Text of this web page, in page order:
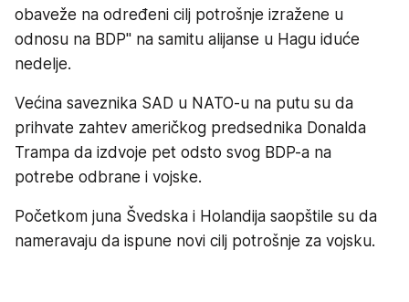
obaveže na određeni cilj potrošnje izražene u
odnosu na BDP" na samitu alijanse u Hagu iduće
nedelje.
Većina saveznika SAD u NATO-u na putu su da
prihvate zahtev američkog predsednika Donalda
Trampa da izdvoje pet odsto svog BDP-a na
potrebe odbrane i vojske.
Početkom juna Švedska i Holandija saopštile su da
nameravaju da ispune novi cilj potrošnje za vojsku.